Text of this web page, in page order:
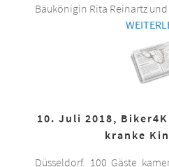
Bäukönigin Rita Reinartz und
10. Juli 2018,
kranke
Düsseldorf. 100 Gäste